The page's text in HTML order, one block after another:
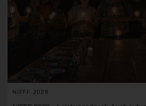
NIFFF 2026